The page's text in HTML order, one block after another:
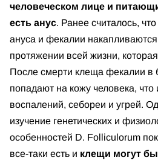
человеческом лице и
есть анус. Ранее считалось,
ануса и фекалии
протяжении всей жизни,
После смерти клеща фекалии в
попадают на кожу человека, что
воспалений, себореи и угрей.
изучение генетических и
особенностей D. Folliculorum
все-таки есть и клещи могут